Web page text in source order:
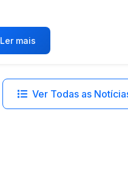
Ler mais
Ver Todas as